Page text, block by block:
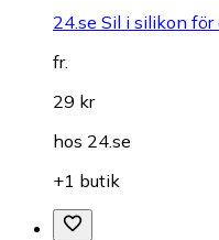
24.se Sil i silikon
fr.
29 kr
hos 24.se
+1 butik